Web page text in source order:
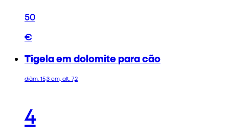
50
€
Tigela em dolomite para cão
diâm. 15,3 cm, alt. 7,2
4